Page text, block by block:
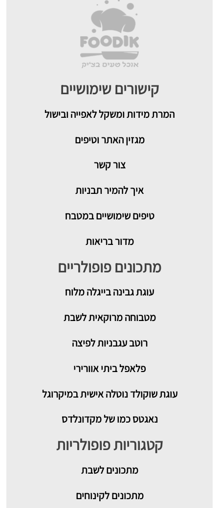
קישורים שימושיים
המרת מידות ומשקל לאפייה ובישול
מגזין האתר וטיפים
צור קשר
איך להמיר תבניות
טיפים שימושיים במטבח
מדור בריאות
מתכונים פופולריים
עוגת גבינה בייגלה מלוח
מטבוחה מרוקאית לשבת
רוטב עגבניות לפיצה
פלאפל ביתי אוורירי
עוגת שוקולד נוטלה אישית במיקרוגל
נאגטס כמו של מקדונלדס
קטגוריות פופולריות
מתכוניםלשבת
מתכונים לקינוחים